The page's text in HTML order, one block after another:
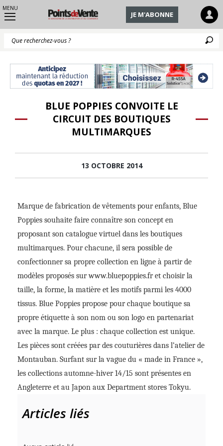
MENU
JE M'ABONNE
BLUE POPPIES CONVOITE LE
CIRCUIT DES BOUTIQUES
MULTIMARQUES
13 OCTOBRE 2014
Marque de fabrication de vêtements pour enfants, Blue
Poppies souhaite faire connaître son concept en
proposant son catalogue virtuel dans les boutiques
multimarques. Pour chacune, il sera possible de
confectionner sa propre collection en ligne à partir de
modèles proposés sur www.bluepoppies.fr et choisir la
taille, la forme, la matière et les motifs parmi les 4000
tissus. Blue Poppies propose pour chaque boutique sa
propre étiquette à son nom ou son logo en partenariat
avec la marque. Le plus : chaque collection est unique.
Les pièces sont créées par des couturières dans l’atelier de
Montauban. Surfant sur la vague du « made in France »,
les collections automne-hiver 14/15 sont présentes en
Angleterre et au Japon aux Department stores Tokyu.
Articles liés